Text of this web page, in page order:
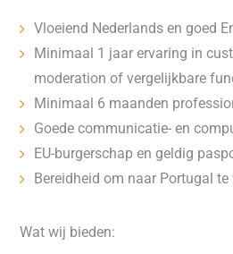
Vloeiend Nederlands en goed
Minimaal 1 jaar ervaring in
moderation of vergelijkbare
Minimaal 6 maanden
Goede communicatie- en
EU-burgerschap en geldig
Bereidheid om naar Portugal te
Wat wij bieden: